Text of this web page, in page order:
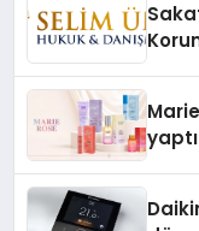
yaptı